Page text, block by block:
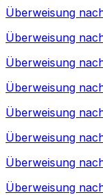
Überweisung
Überweisung
Überweisung
Überweisung
Überweisung
Überweisung
Überweisung
Überweisung